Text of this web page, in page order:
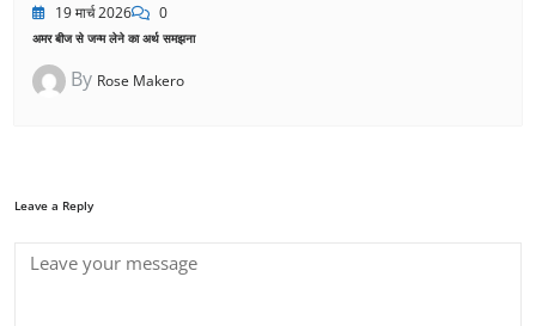
19 मार्च 2026 0
अमर बीज से जन्म लेने का अर्थ समझना
By Rose Makero
Leave a Reply